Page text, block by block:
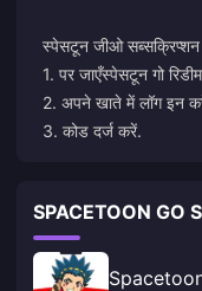
स्पेसटून जीओ सब्सक्रिप्शन
1. पर जाएँस्पेसटून गो
2. अपने खाते में लॉग इन
3. कोड दर्ज करें.
SPACETOON GO